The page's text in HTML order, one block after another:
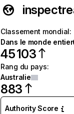
Classement mondial:
Dans le monde entier
45 103
Rang du pays:
Australie
883
Authority Score